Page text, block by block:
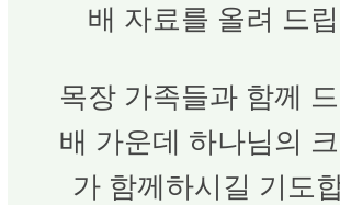
배 자료를 올려 드
목장 가족들과 함께
배 가운데 하나님의
가 함께하시길 기도